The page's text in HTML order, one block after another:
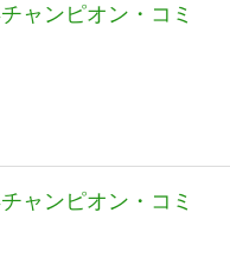
ャンピオン・コミ
ャンピオン・コミ